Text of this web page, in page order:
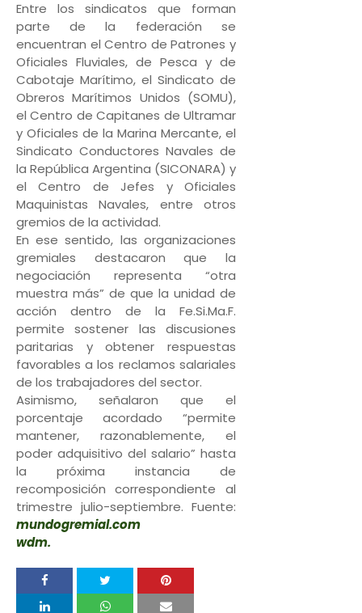
Entre los sindicatos que forman
parte de la federación se
encuentran el Centro de Patrones y
Oficiales Fluviales, de Pesca y de
Cabotaje Marítimo, el Sindicato de
Obreros Marítimos Unidos (SOMU),
el Centro de Capitanes de Ultramar
y Oficiales de la Marina Mercante, el
Sindicato Conductores Navales de
la República Argentina (SICONARA) y
el Centro de Jefes y Oficiales
Maquinistas Navales, entre otros
gremios de la actividad.
En ese sentido, las organizaciones
gremiales destacaron que la
negociación representa “otra
muestra más” de que la unidad de
acción dentro de la Fe.Si.Ma.F.
permite sostener las discusiones
paritarias y obtener respuestas
favorables a los reclamos salariales
de los trabajadores del sector.
Asimismo, señalaron que el
porcentaje acordado “permite
mantener, razonablemente, el
poder adquisitivo del salario” hasta
la próxima instancia de
recomposición correspondiente al
trimestre julio-septiembre. Fuente:
mundogremial.com
wdm.